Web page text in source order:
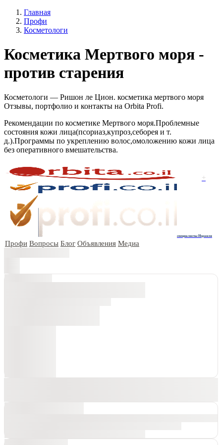
Главная
Профи
Косметологи
Косметика Мертвого моря -
против старения
Косметологи — Ришон ле Цион. косметика мертвого моря
Отзывы, портфолио и контакты на Orbita Profi.
Рекомендации по косметике Мертвого моря.Проблемные
состояния кожи лица(псориаз,купроз,себорея и т.
д.).Программы по укреплению волос,омоложению кожи лица
без оперативного вмешательства.
+
специалисты Израиля
Профи Вопросы Блог Объявления Медиа